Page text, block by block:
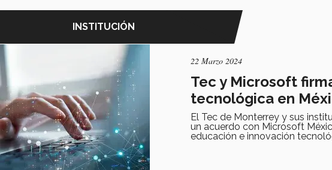
INSTITUCIÓN
22 Marzo 2024
Tec y Microsoft
tecnológica en
El Tec de Monterrey y sus
un acuerdo con Microsoft
educación e innovación